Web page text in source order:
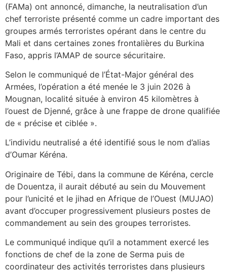
(FAMa) ont annoncé, dimanche, la neutralisation d’un
chef terroriste présenté comme un cadre important des
groupes armés terroristes opérant dans le centre du
Mali et dans certaines zones frontalières du Burkina
Faso, appris l’AMAP de source sécuritaire.
Selon le communiqué de l’État-Major général des
Armées, l’opération a été menée le 3 juin 2026 à
Mougnan, localité située à environ 45 kilomètres à
l’ouest de Djenné, grâce à une frappe de drone qualifiée
de « précise et ciblée ».
L’individu neutralisé a été identifié sous le nom d’alias
d’Oumar Kéréna.
Originaire de Tébi, dans la commune de Kéréna, cercle
de Douentza, il aurait débuté au sein du Mouvement
pour l’unicité et le jihad en Afrique de l’Ouest (MUJAO)
avant d’occuper progressivement plusieurs postes de
commandement au sein des groupes terroristes.
Le communiqué indique qu’il a notamment exercé les
fonctions de chef de la zone de Serma puis de
coordinateur des activités terroristes dans plusieurs